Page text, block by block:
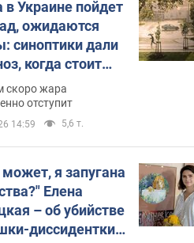
Украине пойдет
ожидаются
синоптики дали
когда стоит
изменения
скоро жара
отступит
14:59 5,6 т.
я запугана
Елена
– об убийстве
диссидентки